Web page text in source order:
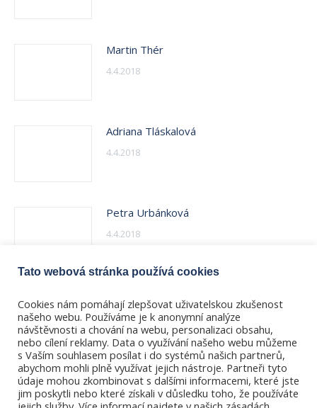
Martin Thér
4.4.2018
Adriana Tláskalová
4.4.2018
Petra Urbánková
4.4.2018
4.4.2018
Tato webová stránka používá cookies
Cookies nám pomáhají zlepšovat uživatelskou zkušenost
našeho webu. Používáme je k anonymní analýze
návštěvnosti a chování na webu, personalizaci obsahu,
nebo cílení reklamy. Data o využívání našeho webu můžeme
s Vaším souhlasem posílat i do systémů našich partnerů,
abychom mohli plně využívat jejich nástroje. Partneři tyto
údaje mohou zkombinovat s dalšími informacemi, které jste
jim poskytli nebo které získali v důsledku toho, že používáte